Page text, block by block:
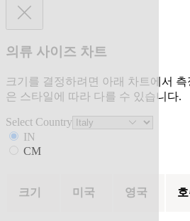
의류 사이즈 차트
크기를 결정하려면 아래 차트에서
은 스타일에 따라 다를 수 있습니다.
Select Country
IN
CM
크기 미국 영국